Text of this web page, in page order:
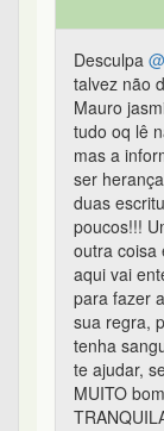
Desculpa
talvez não
Mauro
tudo oq lê
mas a
ser
duas
poucos!!!
outra coisa
aqui vai
para fazer
sua regra,
tenha
te ajudar,
MUITO